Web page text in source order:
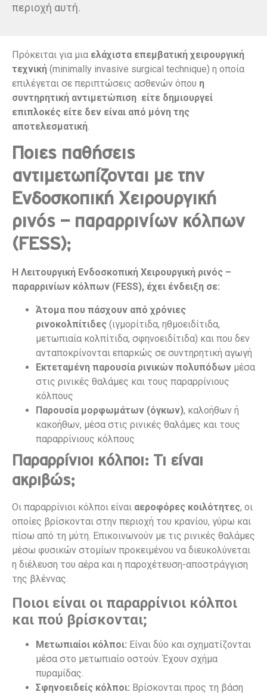
περιοχή αυτή.
Πρόκειται για μια ελάχιστα επεμβατική χειρουργική
τεχνική (minimally invasive surgical technique) η οποία
επιλέγεται σε περιπτώσεις ασθενών όπου η
συντηρητική αντιμετώπιση είτε δημιουργεί
επιπλοκές είτε δεν είναι από μόνη της
αποτελεσματική.
Ποιες παθήσεις
αντιμετωπίζονται με την
Ενδοσκοπική Χειρουργική
ρινός – παραρρινίων κόλπων
(FESS);
Η Λειτουργική Ενδοσκοπική Χειρουργική ρινός –
παραρρινίων κόλπων (FESS), έχει ένδειξη σε:
Άτομα που πάσχουν από χρόνιες
ρινοκολπίτιδες (ιγμορίτιδα, ηθμοειδίτιδα,
μετωπιαία κολπίτιδα, σφηνοειδίτιδα) και που δεν
ανταποκρίνονται επαρκώς σε συντηρητική αγωγή
Εκτεταμένη παρουσία ρινικών πολυπόδων μέσα
στις ρινικές θαλάμες και τους παραρρίνιους
κόλπους
Παρουσία μορφωμάτων (όγκων), καλοήθων ή
κακοήθων, μέσα στις ρινικές θαλάμες και τους
παραρρίνιους κόλπους
Παραρρίνιοι κόλποι: Τι είναι
ακριβώς;
Οι παραρρίνιοι κόλποι είναι αεροφόρες κοιλότητες, οι
οποίες βρίσκονται στην περιοχή του κρανίου, γύρω και
πίσω από τη μύτη. Επικοινωνούν με τις ρινικές θαλάμες
μέσω φυσικών στομίων προκειμένου να διευκολύνεται
η διέλευση του αέρα και η παροχέτευση-αποστράγγιση
της βλέννας.
Ποιοι είναι οι παραρρίνιοι κόλποι
και πού βρίσκονται;
Μετωπιαίοι κόλποι: Είναι δύο και σχηματίζονται
μέσα στο μετωπιαίο οστούν. Έχουν σχήμα
πυραμίδας.
Σφηνοειδείς κόλποι: Βρίσκονται προς τη βάση